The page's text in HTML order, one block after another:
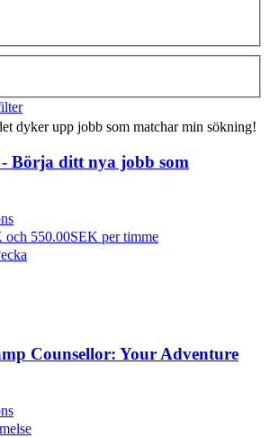
dyker upp jobb som matchar min sökning!
Börja ditt nya jobb som
550.00SEK per timme
Counsellor: Your Adventure